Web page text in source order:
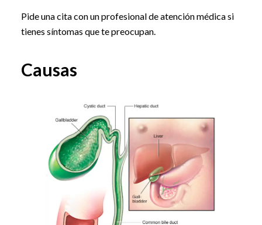
Pide una cita con un profesional de atención médica si
tienes síntomas que te preocupan.
Causas